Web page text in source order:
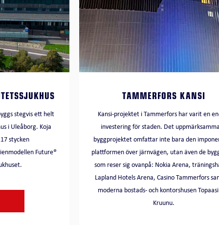
stegvis ett helt
i Uleåborg. Koja
stycken
Future®
TAMMERFORS KANSI
Kansi-projektet i Tammerfors har varit en
investering för staden. Det
byggprojektet omfattar inte bara den
plattformen över järnvägen, utan även de
som reser sig ovanpå: Nokia Arena,
Lapland Hotels Arena, Casino Tammerfors
moderna bostads- och kontorshusen
Kruunu.